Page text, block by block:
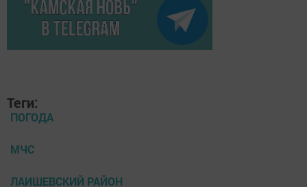
Теги:
ПОГОДА
МЧС
ЛАИШЕВСКИЙ РАЙОН